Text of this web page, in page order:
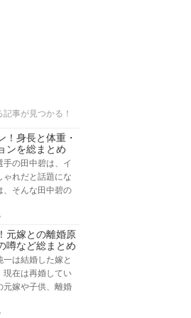
事が見つかる！
！身長と体重・
ンを総まとめ
の田中碧は、イ
ゃれだと話題にな
、そんな田中碧の
元嫁との離婚原
噂など総まとめ
は結婚した嫁と
現在は再婚してい
元嫁や子供、離婚